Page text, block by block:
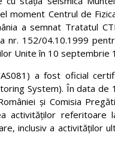
moment Centrul de
a semnat Tratatul
nr. 152/04.10.1999
Unite în 10 septembrie
a fost oficial
System). În data
şi Comisia
activităţilor referitoare
inclusiv a activităţilor